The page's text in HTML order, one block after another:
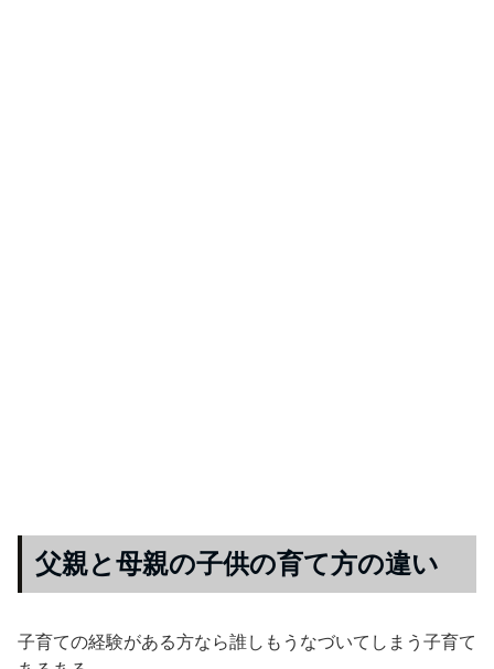
父親と母親の子供の育て方の違い
子育ての経験がある方なら誰しもうなづいてしまう子育て